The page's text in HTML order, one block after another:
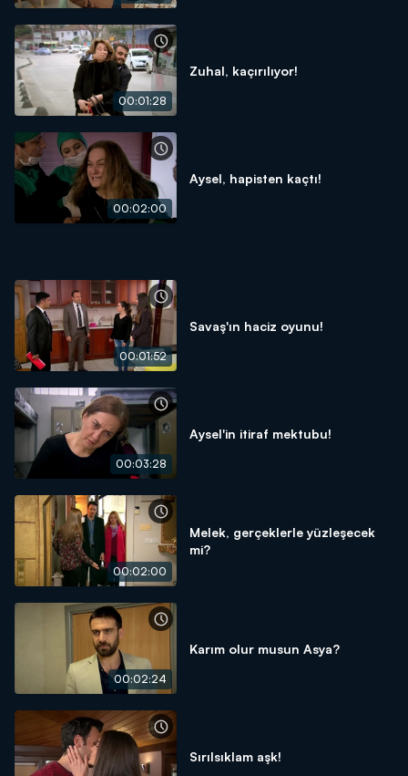
00:01:28
Zuhal, kaçırılıyor!
00:02:00
Aysel, hapisten kaçtı!
00:01:52
Savaş'ın haciz oyunu!
00:03:28
Aysel'in itiraf mektubu!
00:02:00
Melek, gerçeklerle yüzleşecek
mi?
00:02:24
Karım olur musun Asya?
Sırılsıklam aşk!